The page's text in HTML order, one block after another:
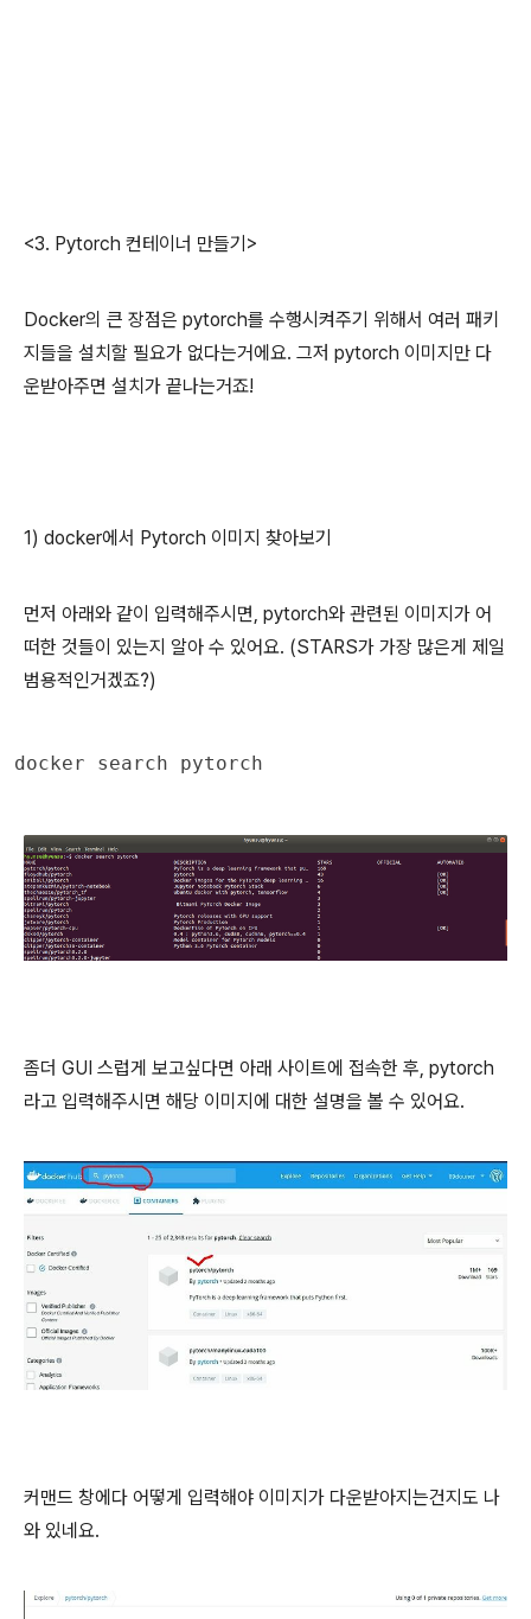
<3. Pytorch 컨테이너 만들기>
Docker의 큰 장점은 pytorch를 수행시켜주기 위해서 여러 패키
지들을 설치할 필요가 없다는거에요. 그저 pytorch 이미지만 다
운받아주면 설치가 끝나는거죠!
1) docker에서 Pytorch 이미지 찾아보기
먼저 아래와 같이 입력해주시면, pytorch와 관련된 이미지가 어
떠한 것들이 있는지 알아 수 있어요. (STARS가 가장 많은게 제일
범용적인거겠죠?)
docker search pytorch
좀더 GUI 스럽게 보고싶다면 아래 사이트에 접속한 후, pytorch
라고 입력해주시면 해당 이미지에 대한 설명을 볼 수 있어요.
커맨드 창에다 어떻게 입력해야 이미지가 다운받아지는건지도 나
와 있네요.